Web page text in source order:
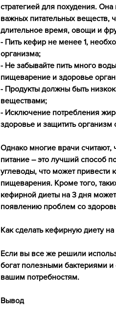
стратегией для похудения.
важных питательных веществ,
длительное время, овощи и
- Пить кефир не менее 1,
организма;
- Не забывайте пить много
пищеварение и здоровье
- Продукты должны быть
веществами;
- Исключение потребления
здоровье и защитить организм
Однако многие врачи считают,
питание – это лучший способ
углеводы, что может
пищеварения. Кроме того,
кефирной диеты на 3 дня
появлению проблем со
Как сделать кефирную диету
Если вы все же решили
богат полезными бактериями
вашим потребностям.
Вывод